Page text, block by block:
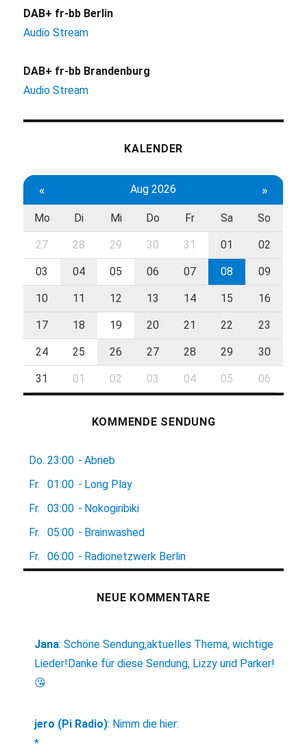
DAB+ fr-bb Berlin
Audio Stream
DAB+ fr-bb Brandenburg
Audio Stream
KALENDER
« Aug 2026 »
Mo Di Mi Do Fr Sa So
27 28 29 30 31 01 02
03 04 05 06 07 08 09
10 11 12 13 14 15 16
17 18 19 20 21 22 23
24 25 26 27 28 29 30
31 01 02 03 04 05 06
KOMMENDE SENDUNG
Do. 23:00 - Abrieb
Fr.
01:00 - Long Play
Fr.
03:00 - Nokogiribiki
Fr.
05:00 - Brainwashed
Fr.
06:00 - Radionetzwerk Berlin
NEUE KOMMENTARE
Jana:Schöne Sendung,aktuelles Thema, wichtige
Lieder!Danke für diese Sendung, Lizzy und Parker!
😘
jero (Pi Radio): Nimm die hier:
*